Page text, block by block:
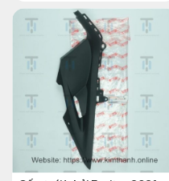
9
yếm –
Hồng
Ốp bịt
yếm –
Lục
bóng
11
Ốp bịt
yếm –